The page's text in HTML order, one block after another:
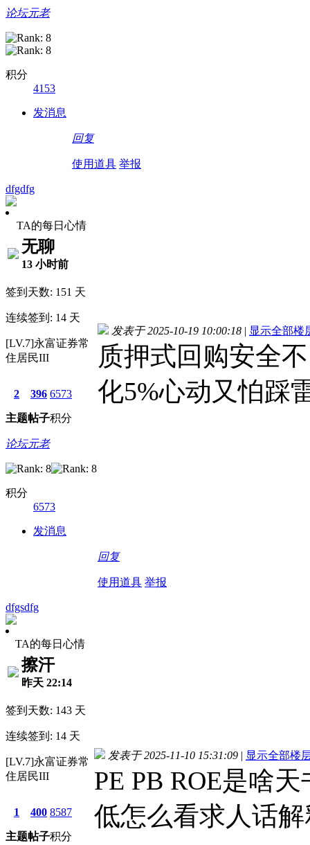
论坛元老
积分
4153
发消息
回复
使用道具 举报
dfgdfg
TA的每日心情
无聊
13 小时前
签到天数: 151 天
连续签到: 14 天
[LV.7]永富证券常
住居民III
2
主题
396
帖子
6573
积分
论坛元老
积分
6573
发消息
发表于 2025-10-19 10:00:18 | 显示全部楼
质押式回购安全
化5%心动又怕踩
回复
使用道具 举报
dfgsdfg
TA的每日心情
擦汗
昨天 22:14
签到天数: 143 天
连续签到: 14 天
[LV.7]永富证券常
住居民III
1
主题
400
帖子
8587
积分
发表于 2025-11-10 15:31:09 | 显示全部楼
PE PB ROE是啥
低怎么看求人话